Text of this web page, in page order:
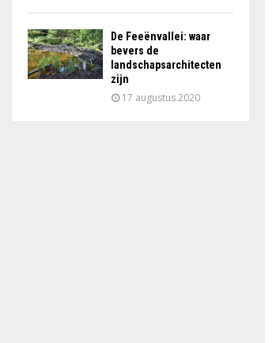
De Feeënvallei: waar
bevers de
landschapsarchitecten
zijn
17 augustus 2020